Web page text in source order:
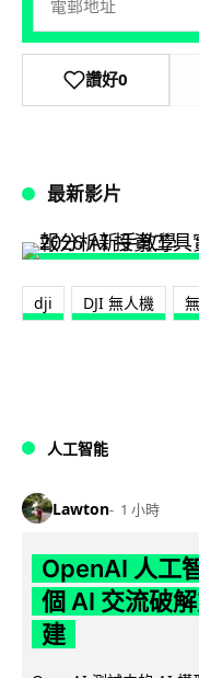
讚好0
最新影片
dji DJI 無人機
人工智能
Lawton 1 小時
OpenAI 人工
個 AI 交流破
建